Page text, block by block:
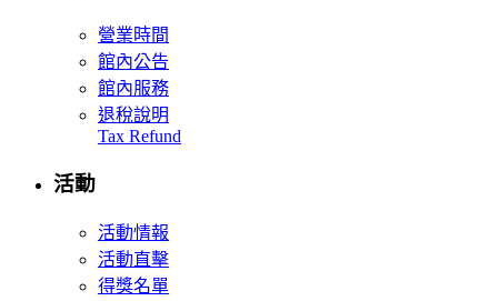
營業時間
館內公告
館內服務
退稅說明
Tax Refund
活動
活動情報
活動直擊
得獎名單